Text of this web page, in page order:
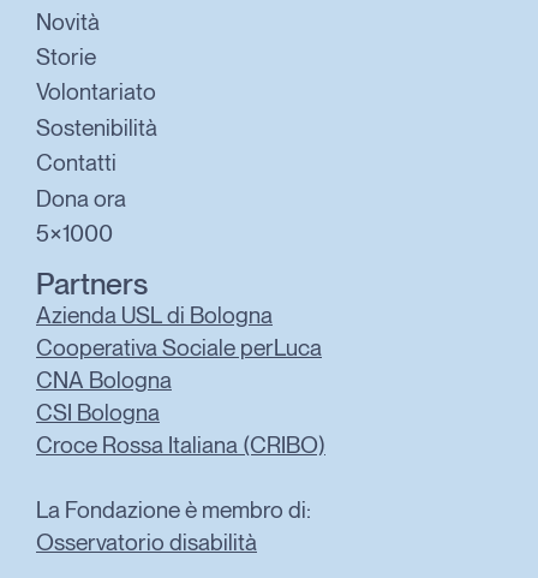
Novità
Storie
Volontariato
Sostenibilità
Contatti
Dona ora
5×1000
Partners
Azienda USL di Bologna
Cooperativa Sociale perLuca
CNA Bologna
CSI Bologna
Croce Rossa Italiana (CRIBO)
La Fondazione è membro di:
Osservatorio disabilità